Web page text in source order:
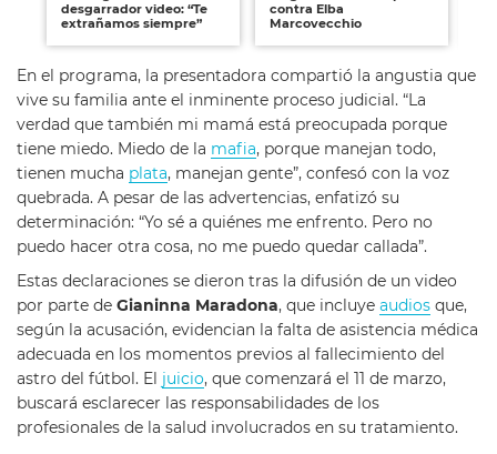
desgarrador video: “Te
extrañamos siempre”
contra Elba
Marcovecchio
En el programa, la presentadora compartió la angustia que
vive su familia ante el inminente proceso judicial. “La
verdad que también mi mamá está preocupada porque
tiene miedo. Miedo de la mafia, porque manejan todo,
tienen mucha plata, manejan gente”, confesó con la voz
quebrada. A pesar de las advertencias, enfatizó su
determinación: “Yo sé a quiénes me enfrento. Pero no
puedo hacer otra cosa, no me puedo quedar callada”.
Estas declaraciones se dieron tras la difusión de un video
por parte de Gianinna Maradona, que incluye audios que,
según la acusación, evidencian la falta de asistencia médica
adecuada en los momentos previos al fallecimiento del
astro del fútbol. El juicio, que comenzará el 11 de marzo,
buscará esclarecer las responsabilidades de los
profesionales de la salud involucrados en su tratamiento.